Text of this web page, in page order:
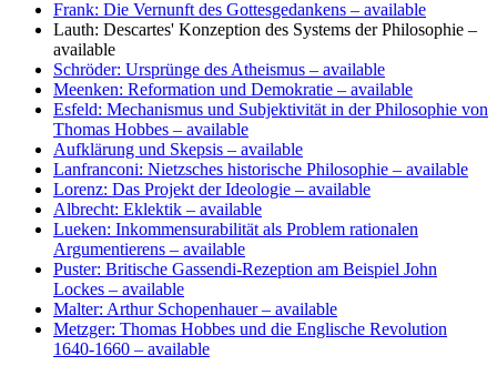
Frank: Die Vernunft des Gottesgedankens – available
Lauth: Descartes' Konzeption des Systems der Philosophie –
available
Schröder: Ursprünge des Atheismus – available
Meenken: Reformation und Demokratie – available
Esfeld: Mechanismus und Subjektivität in der Philosophie von
Thomas Hobbes – available
Aufklärung und Skepsis – available
Lanfranconi: Nietzsches historische Philosophie – available
Lorenz: Das Projekt der Ideologie – available
Albrecht: Eklektik – available
Lueken: Inkommensurabilität als Problem rationalen
Argumentierens – available
Puster: Britische Gassendi-Rezeption am Beispiel John
Lockes – available
Malter: Arthur Schopenhauer– available
Metzger: Thomas Hobbes und die Englische Revolution
1640-1660 – available